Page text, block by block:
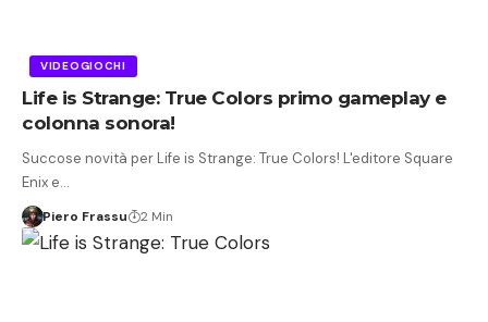
VIDEOGIOCHI
Life is Strange: True Colors primo gameplay e
colonna sonora!
Succose novità per Life is Strange: True Colors! L'editore Square
Enix e…
Piero Frassu 2 Min